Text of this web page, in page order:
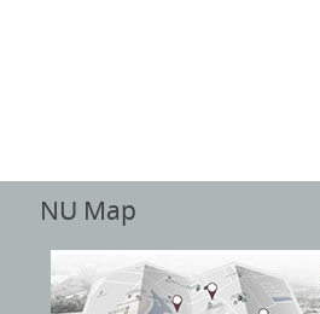
NU Map